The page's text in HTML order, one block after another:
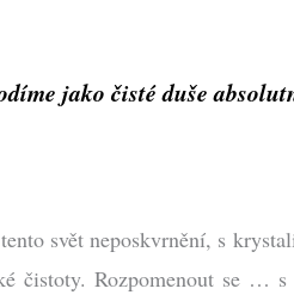
jako čisté duše
svět neposkvrnění, s
čistoty. Rozpomenout se …